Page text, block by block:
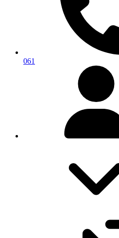
061